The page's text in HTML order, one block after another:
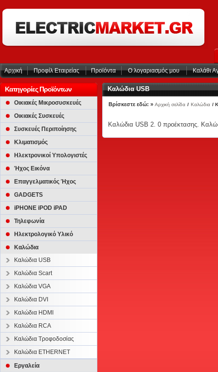
Αρχική Προφίλ Εταιρείας Προϊόντα Ο λογαριασμός μου Καλάθι
Κατηγορίες Προϊόντων
Οικιακές Μικροσυσκευές
Οικιακές Συσκευές
Συσκευές Περιποίησης
Κλιματισμός
Ηλεκτρονικοί Υπολογιστές
Ήχος Εικόνα
Επαγγελματικός Ήχος
GADGETS
iPHONE iPOD iPAD
Τηλεφωνία
Ηλεκτρολογικό Υλικό
Καλώδια
Καλώδια USB
Καλώδια Scart
Καλώδια VGA
Καλώδια DVI
Καλώδια HDMI
Καλώδια RCA
Καλώδια Τροφοδοσίας
Καλώδια ETHERNET
Εργαλεία
Καλώδια USB
Βρίσκεστε εδώ: » Αρχική σελίδα / Καλώδια /
Καλώδια USB 2. 0 προέκτασης.